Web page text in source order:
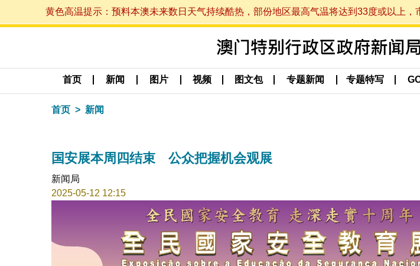
黄色高温提示：预料本澳未来数日天气持续酷热，部份地区最高气温将达到33度或以上
首页 新闻 图片 视频 图文包 专题新闻 专题特写
首页 新闻
国安展本周四结束 公众把握机会观展
新闻局
2025-05-12 12:15